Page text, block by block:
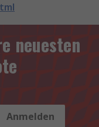
neuesten
Anmelden